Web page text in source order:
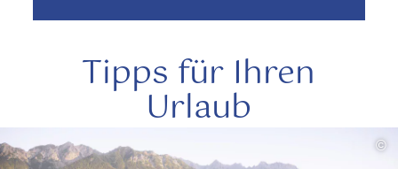
Tipps für Ihren
Urlaub
©